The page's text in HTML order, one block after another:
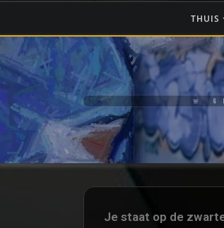
THUIS
🚨
Je staat op de